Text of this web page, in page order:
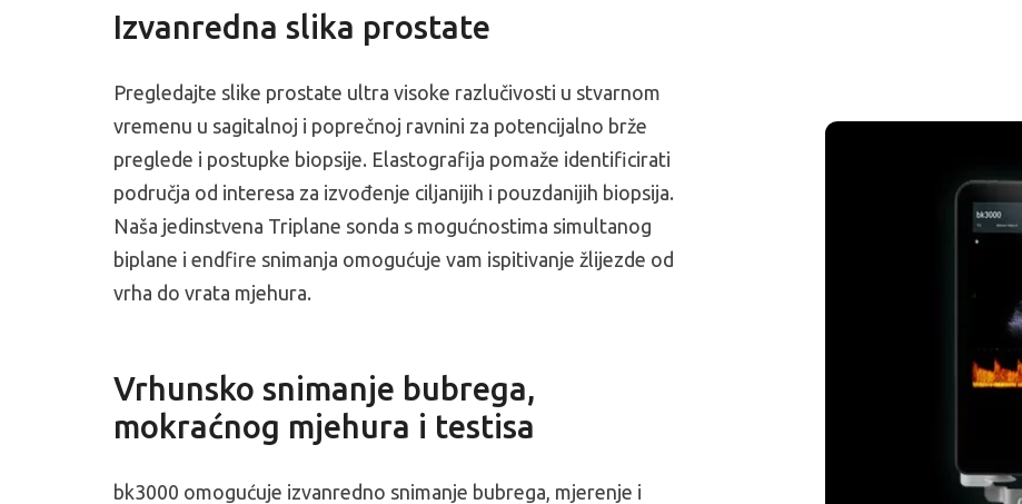
Izvanredna slika prostate
Pregledajte slike prostate ultra visoke razlučivosti u stvarnom
vremenu u sagitalnoj i poprečnoj ravnini za potencijalno brže
preglede i postupke biopsije. Elastografija pomaže identificirati
područja od interesa za izvođenje ciljanijih i pouzdanijih biopsija.
Naša jedinstvena Triplane sonda s mogućnostima simultanog
biplane i endfire snimanja omogućuje vam ispitivanje žlijezde od
vrha do vrata mjehura.
Vrhunsko snimanje bubrega,
mokraćnog mjehura i testisa
bk3000 omogućuje izvanredno snimanje bubrega, mjerenje i